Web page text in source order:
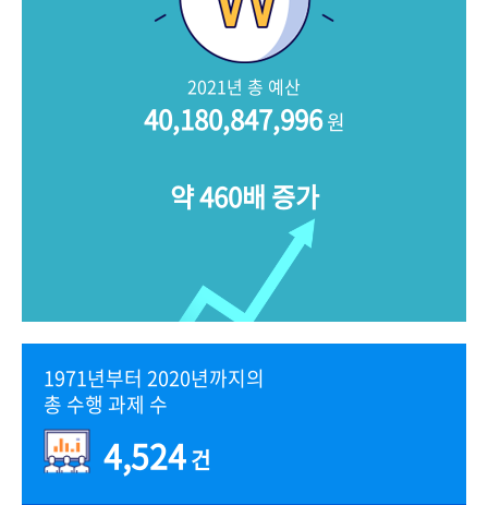
2021년 총 예산
40,180,847,996원
약 460배 증가
1971년부터 2020년까지의
총 수행 과제 수
4,524건